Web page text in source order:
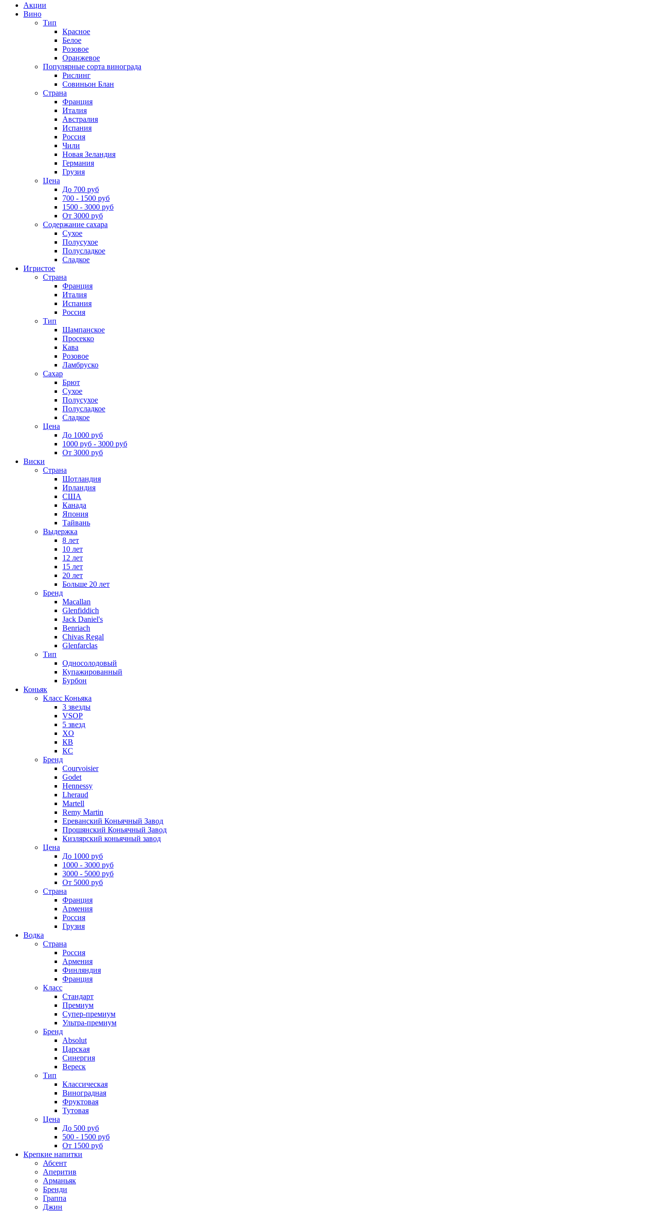
Акции
Вино
Тип
Красное
Белое
Розовое
Оранжевое
Популярные сорта винограда
Рислинг
Совиньон Блан
Страна
Франция
Италия
Австралия
Испания
Россия
Чили
Новая Зеландия
Германия
Грузия
Цена
До 700 руб
700 - 1500 руб
1500 - 3000 руб
От 3000 руб
Содержание сахара
Сухое
Полусухое
Полусладкое
Сладкое
Игристое
Страна
Франция
Италия
Испания
Россия
Тип
Шампанское
Просекко
Кава
Розовое
Ламбруско
Сахар
Брют
Сухое
Полусухое
Полусладкое
Сладкое
Цена
До 1000 руб
1000 руб - 3000 руб
От 3000 руб
Виски
Страна
Шотландия
Ирландия
США
Канада
Япония
Тайвань
Выдержка
8 лет
10 лет
12 лет
15 лет
20 лет
Больше 20 лет
Бренд
Macallan
Glenfiddich
Jack Daniel's
Benriach
Chivas Regal
Glenfarclas
Тип
Односолодовый
Купажированный
Бурбон
Коньяк
Класс Коньяка
3 звезды
VSOP
5 звезд
XO
КВ
КС
Бренд
Courvoisier
Godet
Hennessy
Lheraud
Martell
Remy Martin
Ереванский Коньячный Завод
Прошянский Коньячный Завод
Кизлярский коньячный завод
Цена
До 1000 руб
1000 - 3000 руб
3000 - 5000 руб
От 5000 руб
Страна
Франция
Армения
Россия
Грузия
Водка
Страна
Россия
Армения
Финляндия
Франция
Класс
Стандарт
Премиум
Супер-премиум
Ультра-премиум
Бренд
Absolut
Царская
Синергия
Вереск
Тип
Классическая
Виноградная
Фруктовая
Тутовая
Цена
До 500 руб
500 - 1500 руб
От 1500 руб
Крепкие напитки
Абсент
Аперитив
Арманьяк
Бренди
Граппа
Джин